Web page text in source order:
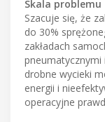
Skala problemu
Szacuje się, że
do 30%
zakładach
drobne wycieki
energii i
operacyjne